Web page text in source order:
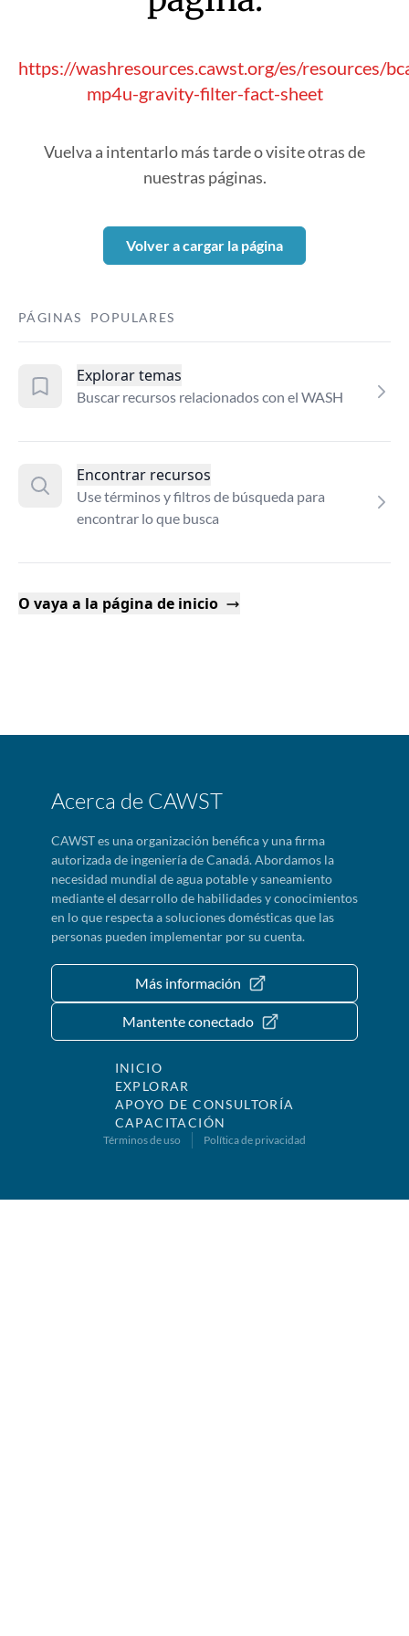
https://washresources.cawst.org/es/resources/
mp4u-gravity-filter-fact-sheet
Vuelva a intentarlo más tarde o visite otras de
nuestras páginas.
Volver a cargar la página
PÁGINAS POPULARES
Explorar temas
Buscar recursos relacionados con el WASH
Encontrar recursos
Use términos y filtros de búsqueda para
encontrar lo que busca
O vaya a la página de inicio
Acerca de CAWST
CAWST es una organización benéfica y una firma
autorizada de ingeniería de Canadá. Abordamos la
necesidad mundial de agua potable y saneamiento
mediante el desarrollo de habilidades y conocimientos
en lo que respecta a soluciones domésticas que las
personas pueden implementar por su cuenta.
Más información
Mantente conectado
INICIO
EXPLORAR
APOYO DE CONSULTORÍA
CAPACITACIÓN
Términos de uso Política de privacidad